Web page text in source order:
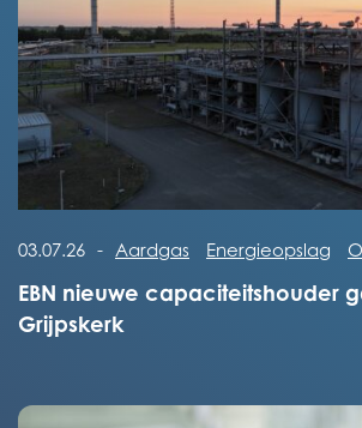
Lees het volledige bericht
EBN nieuwe capaciteitshouder
Grijpskerk
03.07.26 - Aardgas Energieopslag